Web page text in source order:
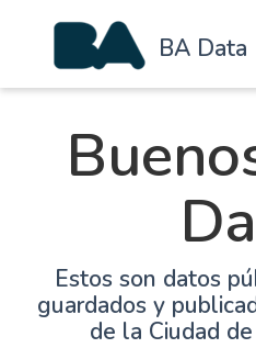
BA Data
Estos son datos
guardados y
de la Ciudad